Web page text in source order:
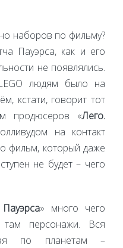
наборов по фильму?
Пауэрса, как и его
не появлялись.
людям было на
кстати, говорит тот
продюсеров «Лего.
на контакт
фильм, который даже
не будет – чего
» много чего
персонажи. Вся
по планетам –